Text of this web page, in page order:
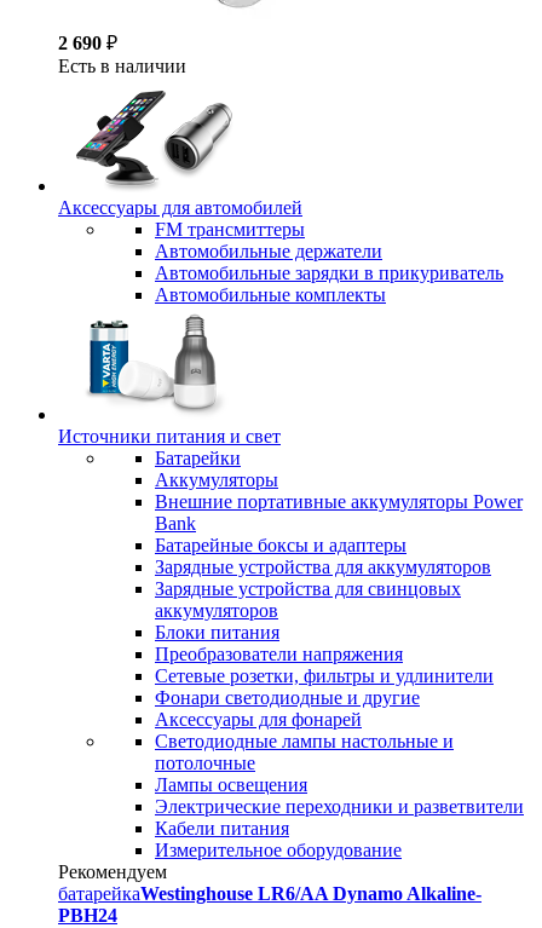
2 690 ₽
Есть в наличии
Аксессуары для автомобилей
FM трансмиттеры
Автомобильные держатели
Автомобильные зарядки в прикуриватель
Автомобильные комплекты
Источники питания и свет
Батарейки
Аккумуляторы
Внешние портативные аккумуляторы Power
Bank
Батарейные боксы и адаптеры
Зарядные устройства для аккумуляторов
Зарядные устройства для свинцовых
аккумуляторов
Блоки питания
Преобразователи напряжения
Сетевые розетки, фильтры и удлинители
Фонари светодиодные и другие
Аксессуары для фонарей
Светодиодные лампы настольные и
потолочные
Лампы освещения
Электрические переходники и разветвители
Кабели питания
Измерительное оборудование
Рекомендуем
батарейкаWestinghouse LR6/AA Dynamo Alkaline-
PBH24